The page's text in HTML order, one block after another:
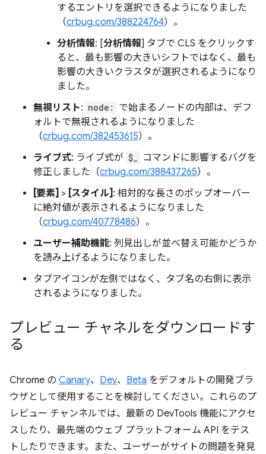
するエントリを選択できるようになりました
（crbug.com/388224764）。
分析情報: [分析情報] タブで CLS をクリックす
ると、最も影響の大きいシフトではなく、最も
影響の大きいクラスタが選択されるようになり
ました。
無視リスト: node:
で始まるノードの内部は、デフ
ォルトで無視されるようになりました
（crbug.com/382453615）。
ライブ式: ライブ式が $_
コマンドに影響するバグを
修正しました（crbug.com/388437265）。
[要素] > [スタイル] : 相対的な長さのポップオーバー
に絶対値が表示されるようになりました
（crbug.com/40778486）。
ユーザー補助機能: 列見出しが並べ替え可能かどうか
を読み上げるようになりました。
タブアイコンが左側ではなく、タブ名の右側に表示
されるようになりました。
プレビュー チャネルをダウンロードす
る
Chrome の Canary、 Dev、 Beta をデフォルトの開発ブラ
ウザとして使用することを検討してください。これらのプ
レビュー チャンネルでは、最新の DevTools 機能にアクセ
スしたり、最先端のウェブ プラットフォーム API をテス
トしたりできます。また、ユーザーがサイトの問題を発見